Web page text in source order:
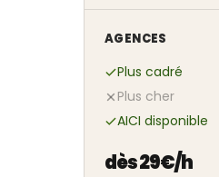
AGENCES
Plus cadré
Plus cher
AICI disponible
dès 29€/h